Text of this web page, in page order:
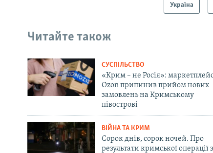
Україна
Читайте також
СУСПІЛЬСТВО
«Крим – не Росія»:
Ozon припинив прийом нових
замовлень на Кримському
півострові
ВІЙНА ТА КРИМ
Сорок днів, сорок ночей. Про
результати кримської операції з